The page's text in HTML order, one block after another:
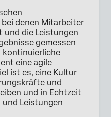
denen Mitarbeiter
und die Leistungen
gemessen
kontinuierliche
eine agile
ist es, eine Kultur
und
und in Echtzeit
und Leistungen